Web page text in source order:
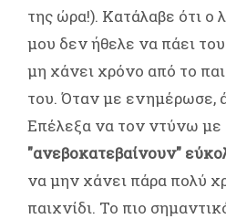
της ώρα!). Κατάλαβε ότι ο
μου δεν ήθελε να πάει
μη χάνει χρόνο από το
του. Όταν με ενημέρωσε,
Επέλεξα να τον ντύνω με
"ανεβοκατεβαίνουν"
να μην χάνει πάρα πολύ
παιχνίδι. Το πιο